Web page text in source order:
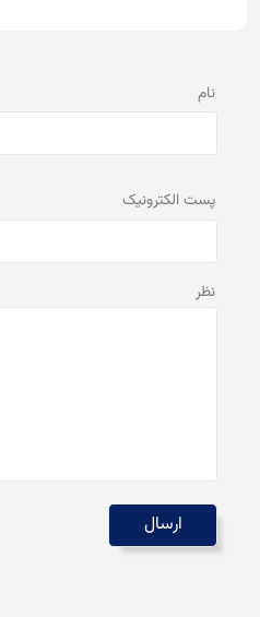
نام
پست الكترونيک
نظر